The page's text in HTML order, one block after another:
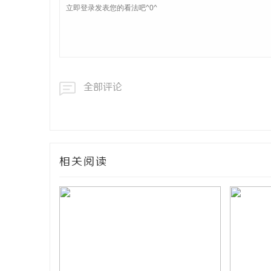
全部评论
相关阅读